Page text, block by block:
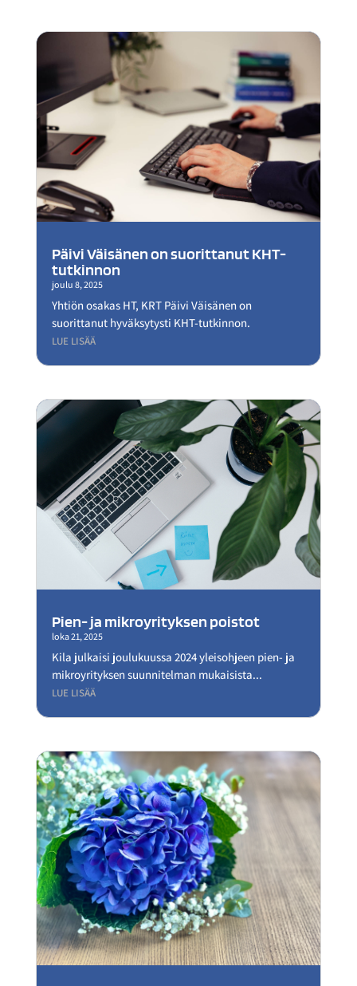
Päivi Väisänen on suorittanut KHT-
tutkinnon
joulu 8, 2025
Yhtiön osakas HT, KRT Päivi Väisänen on
suorittanut hyväksytysti KHT-tutkinnon.
LUE LISÄÄ
Pien- ja mikroyrityksen poistot
loka 21, 2025
Kila julkaisi joulukuussa 2024 yleisohjeen pien- ja
mikroyrityksen suunnitelman mukaisista...
LUE LISÄÄ